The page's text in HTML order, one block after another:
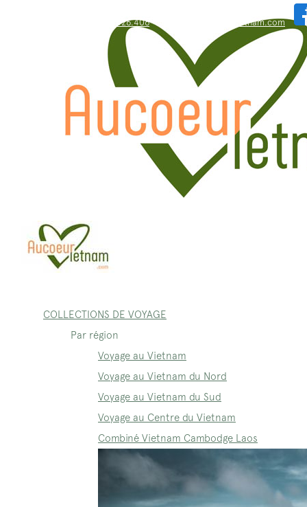
WhatsApp: +84.909.426.406 bonjour@aucoeurvietnam.com
COLLECTIONS DE VOYAGE
Par région
Voyage au Vietnam
Voyage au Vietnam du Nord
Voyage au Vietnam du Sud
Voyage au Centre du Vietnam
Combiné Vietnam Cambodge Laos